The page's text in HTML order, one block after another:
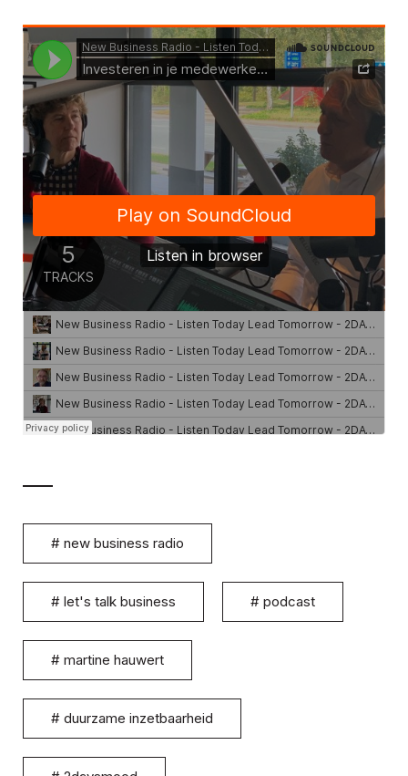
# new business radio
# let's talk business # podcast
# martine hauwert
# duurzame inzetbaarheid